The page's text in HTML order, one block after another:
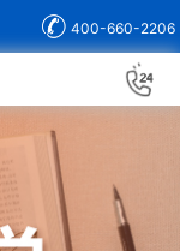
400-660-2206